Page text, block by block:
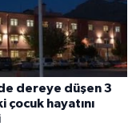
dereye düşen 3
çocuk hayatını